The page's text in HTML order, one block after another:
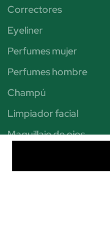
Correctores
Eyeliner
Perfumes mujer
Perfumes hombre
Champú
Limpiador facial
Maquillaje de ojos